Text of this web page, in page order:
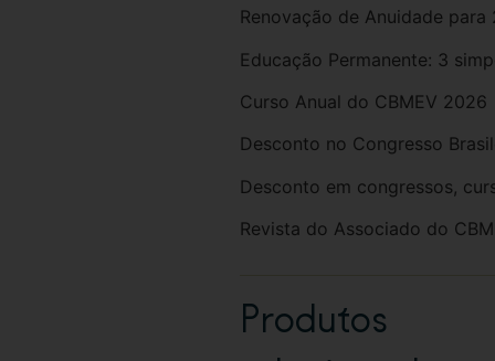
Renovação de Anuidade para
Educação Permanente: 3
Curso Anual do CBMEV 2026
Desconto no Congresso
Desconto em congressos,
Revista do Associado do
Produtos